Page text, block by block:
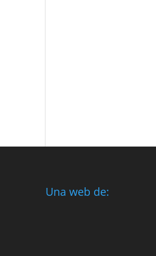
Una web de: